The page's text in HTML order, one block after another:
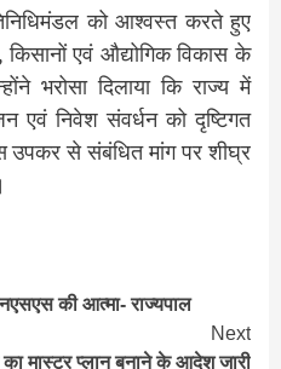
को आश्वस्त करते हुए
किसानों एवं औद्योगिक विकास के
भरोसा दिलाया कि राज्य में
एवं निवेश संवर्धन को दृष्टिगत
उपकर से संबंधित मांग पर शीघ्र
की आत्मा- राज्यपाल
Next
का मास्टर प्लान बनाने के आदेश जारी